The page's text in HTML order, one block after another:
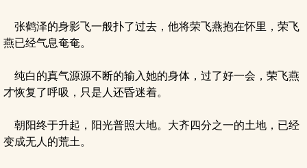
张鹤泽的身影飞一般扑了过去，他将荣飞燕抱在怀里，荣飞
燕已经气息奄奄。
纯白的真气源源不断的输入她的身体，过了好一会，荣飞燕
才恢复了呼吸，只是人还昏迷着。
朝阳终于升起，阳光普照大地。大齐四分之一的土地，已经
变成无人的荒土。